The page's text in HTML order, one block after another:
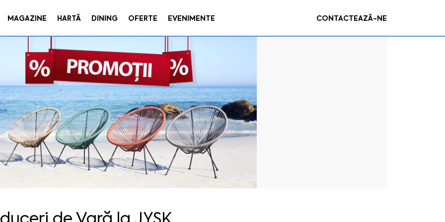
MAGAZINE HARTĂ DINING OFERTE EVENIMENTE CONTACTEAZĂ-NE